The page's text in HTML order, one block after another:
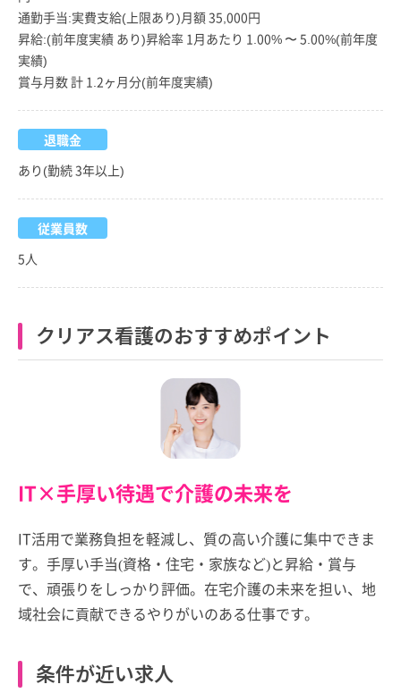
通勤手当:実費支給(上限あり)月額 35,000円
昇給:(前年度実績 あり)昇給率 1月あたり 1.00% 〜 5.00%(前年度
実績)
賞与月数 計 1.2ヶ月分(前年度実績)
退職金
あり(勤続 3年以上)
従業員数
5人
クリアス看護のおすすめポイント
IT×手厚い待遇で介護の未来を
IT活用で業務負担を軽減し、質の高い介護に集中できま
す。手厚い手当(資格・住宅・家族など)と昇給・賞与
で、頑張りをしっかり評価。在宅介護の未来を担い、地
域社会に貢献できるやりがいのある仕事です。
条件が近い求人